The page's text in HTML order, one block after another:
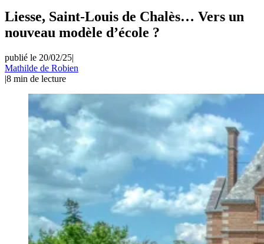
Liesse, Saint-Louis de Chalès… Vers un
nouveau modèle d’école ?
publié le 20/02/25|
Mathilde de Robien
|8 min de lecture